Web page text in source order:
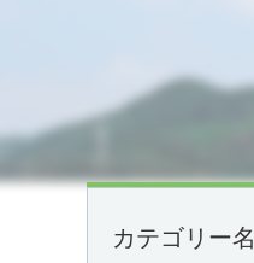
カテゴリー名